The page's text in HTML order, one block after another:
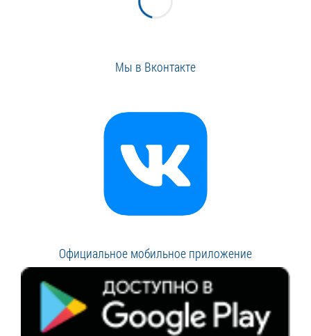
Мы в Вконтакте
Официальное мобильное приложение